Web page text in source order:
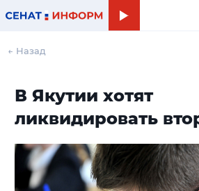
← Назад
В Якутии хотят
ликвидировать